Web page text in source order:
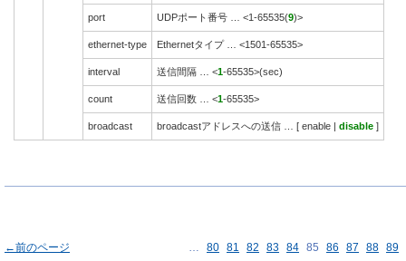
port UDPポート番号 … <1-65535(9)>
ethernet-type Ethernetタイプ … <1501-65535>
interval 送信間隔 … <1-65535>(sec)
count 送信回数 … <1-65535>
broadcast broadcastアドレスへの送信 … [ enable | disable ]
←前のページ … 80 81 82 83 84 85 86 87 88 89